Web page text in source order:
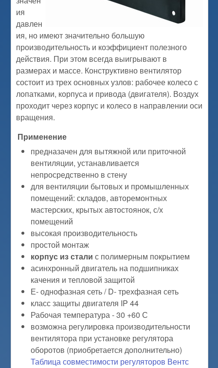
ия
давлен
ия, но имеют значительно большую
производительность и коэффициент полезного
действия. При этом всегда выигрывают в
размерах и массе. Конструктивно вентилятор
состоит из трех основных узлов: рабочее колесо с
лопатками, корпуса и привода (двигателя). Воздух
проходит через корпус и колесо в направлении оси
вращения.
Применение
предназачен для вытяжной или приточной
вентиляции, устанавливается
непросредственно в стену
для вентиляции бытовых и промышленных
помещений: складов, авторемонтных
мастерских, крытых автостоянок, с/х
помещений
высокая производительность
простой монтаж
корпус из стали с полимерным покрытием
асинхронный двигатель на подшипниках
качения и тепловой защитой
Е- однофазная сеть / D- трехфазная сеть
класс защиты двигателя IP 44
Рабочая температура - 30 +60 С
возможна регулировка производительности
вентилятора при установке регулятора
оборотов (приобретается дополнительно)
Таблица совместимости регуляторов Вентс